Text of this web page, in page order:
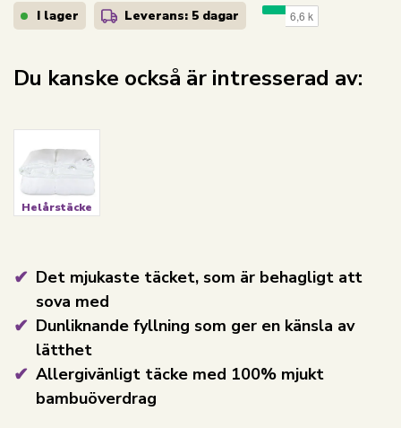
Det mjukaste täcket, som är behagligt att
sova med
Dunliknande fyllning som ger en känsla av
lätthet
Allergivänligt täcke med 100% mjukt
bambuöverdrag
I lager Leverans: 5 dagar
Du kanske också är intresserad av:
Helårstäcke